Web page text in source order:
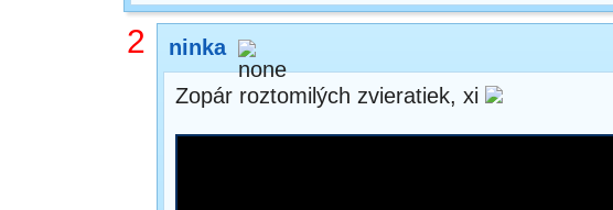
2 ninka
Zopár roztomilých zvieratiek, xi